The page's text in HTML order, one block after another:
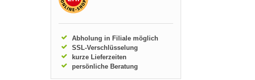
Abholung in Filiale möglich
SSL-Verschlüsselung
kurze Lieferzeiten
persönliche Beratung